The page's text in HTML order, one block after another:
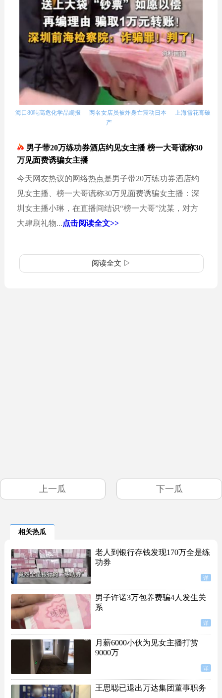
海口80吨高危化学品瞒报 两名女店员被炸身亡震动日本
上海雪花膏破
产
男子带20万练功券酒店约见女主播 榜一大哥谎称30
万见面费诱骗女主播
今天网友热议的网络热点是男子带20万练功券酒店约
见女主播、榜一大哥谎称30万见面费诱骗女主播：深
圳女主播小琳，在直播间结识“榜一大哥”沈某，对方
大肆刷礼物...点击阅读全文>>
阅读全文 ▷
上一瓜 下一瓜
相关热瓜
老人到银行存钱发现170万全是练
功券
详
男子许诺3万包养费骗4人发生关
系
详
月薪6000小伙为见女主播打赏
9000万
详
王思聪已退出万达集团董事职务